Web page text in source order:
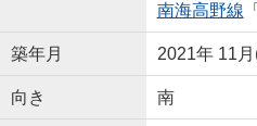
南海高野線 「
築年月 2021年 11
向き 南